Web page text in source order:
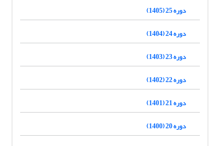
دوره 25 (1405)
دوره 24 (1404)
دوره 23 (1403)
دوره 22 (1402)
دوره 21 (1401)
دوره 20 (1400)